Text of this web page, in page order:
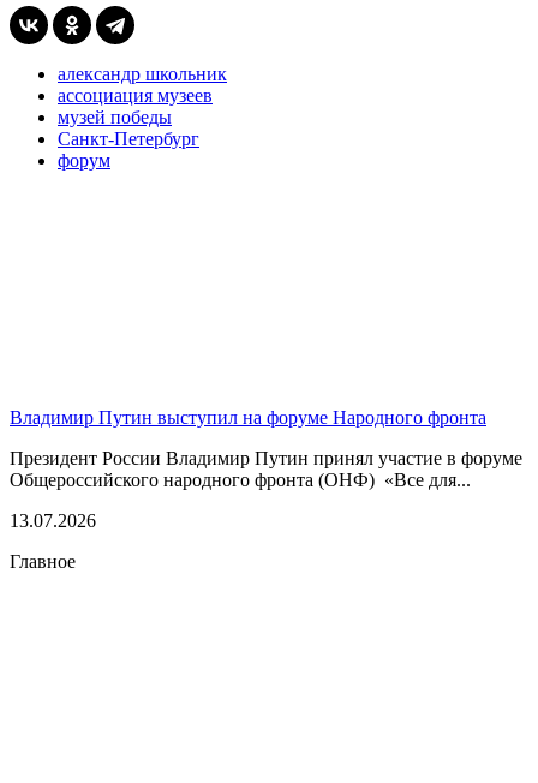
александр школьник
ассоциация музеев
музей победы
Санкт-Петербург
форум
Владимир Путин выступил на форуме Народного фронта
Президент России Владимир Путин принял участие в форуме
Общероссийского народного фронта (ОНФ) «Все для...
13.07.2026
Главное